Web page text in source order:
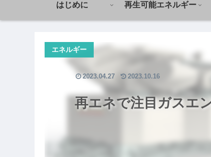
はじめに 再生可能エネルギー
再エネで注目ガスエ
エネルギー
2023.04.27 2023.10.16